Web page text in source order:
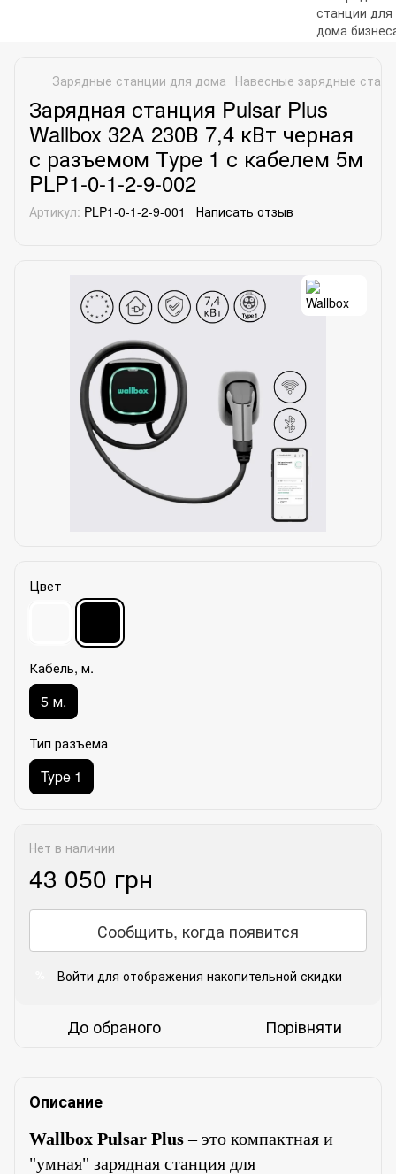
Зарядные станции для дома Навесные зарядные
Зарядная станция Pulsar Plus
Wallbox 32А 230В 7,4 кВт черная
с разъемом Тype 1 с кабелем 5м
PLP1-0-1-2-9-002
Артикул: PLP1-0-1-2-9-001 Написать отзыв
Цвет
Кабель, м.
5 м.
Тип разъема
Type 1
Нет в наличии
43 050 грн
Сообщить, когда появится
Войти для отображения накопительной скидки
До обраного Порівняти
Описание
Wallbox Pulsar Plus– это компактная и
"умная" зарядная станция для